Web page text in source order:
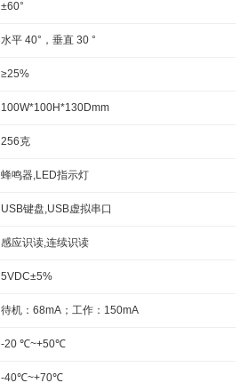
±60°
水平 40°，垂直 30 °
≥25%
100W*100H*130Dmm
256克
蜂鸣器,LED指示灯
USB键盘,USB虚拟串口
感应识读,连续识读
5VDC±5%
待机：68mA；工作：150mA
-20 ℃~+50℃
-40℃~+70℃